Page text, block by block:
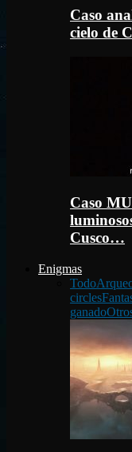
Caso
cielo de
Caso
Cusco…
Enigmas
Todo
circles
ganado